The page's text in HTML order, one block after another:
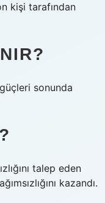
kişi tarafından
sonunda
talep eden
kazandı.